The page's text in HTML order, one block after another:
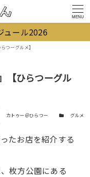
MENU
ュール2026
つーグルメ】
【ひらつーグル
カトゥー＠ひらつー カテゴリー
グルメ
たお店を紹介する
枚方公園にある